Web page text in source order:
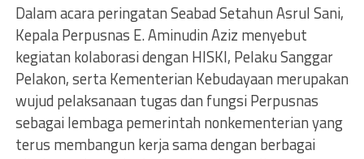
Dalam acara peringatan Seabad Setahun Asrul Sani,
Kepala Perpusnas E. Aminudin Aziz menyebut
kegiatan kolaborasi dengan HISKI, Pelaku Sanggar
Pelakon, serta Kementerian Kebudayaan merupakan
wujud pelaksanaan tugas dan fungsi Perpusnas
sebagai lembaga pemerintah nonkementerian yang
terus membangun kerja sama dengan berbagai